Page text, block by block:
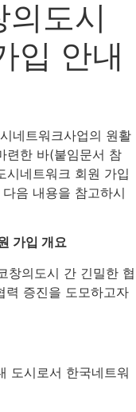
도시
입 안내
네트워크사업의 원활
련한 바(붙임문서 참
시네트워크 회원 가입
음 내용을 참고하시
가입 개요
창의도시 간 긴밀한 협
력 증진을 도모하고자
도시로서 한국네트워